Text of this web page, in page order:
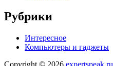
Рубрики
Интересное
Компьютеры и гаджеты